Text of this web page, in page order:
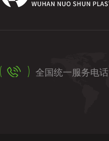
全国统一服务电话